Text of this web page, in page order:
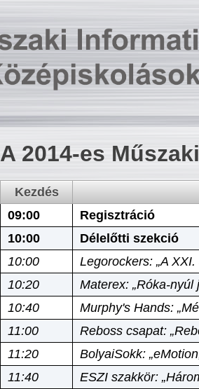
A 2014-es
Kezdés
09:00
Regisztráció
10:00
Délelőtti szekció
10:00
Legorockers: „A
10:20
Materex: „Róka-nyúl
10:40
Murphy's Hands:
11:00
Reboss csapat:
11:20
BolyaiSokk:
11:40
ESZI szakkör: